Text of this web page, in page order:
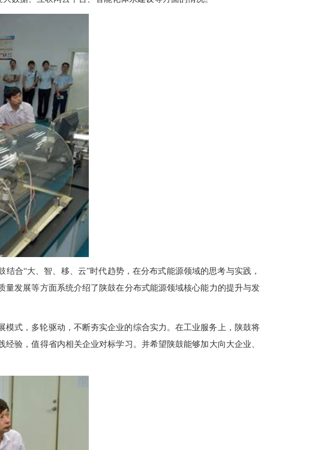
合“大、智、移、云”时代趋势，在分布式能源领域的思考与实践，
发展等方面系统介绍了陕鼓在分布式能源领域核心能力的提升与发
式，多轮驱动，不断夯实企业的综合实力。在工业服务上，陕鼓将
验，值得省内相关企业对标学习。并希望陕鼓能够加大向大企业、